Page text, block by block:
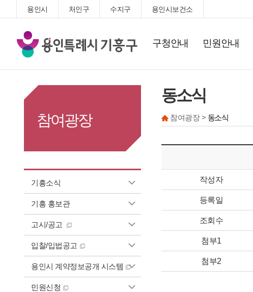
용인시 처인구 수지구 용인시보건소
기
흥
구청안내 민원안내
참여광장
기흥소식
기흥 홍보관
고시/공고
입찰/입법공고
용인시 계약정보공개 시스템
민원신청
동소식
참여광장 > 동소식
작성자
등록일
조회수
첨부1
첨부2